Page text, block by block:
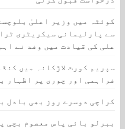
کوئٹہ میں وزیر اعلیٰ
سے پارلیمانی سیکریٹری
علی کی قیادت میں وفد نے
سپریم کورٹ لاڑکانہ میں
فراہمی اور چوری پر اظہار
کراچی دوسرے روز بھی بادل
ببرلو بائی پاس معصوم بچی